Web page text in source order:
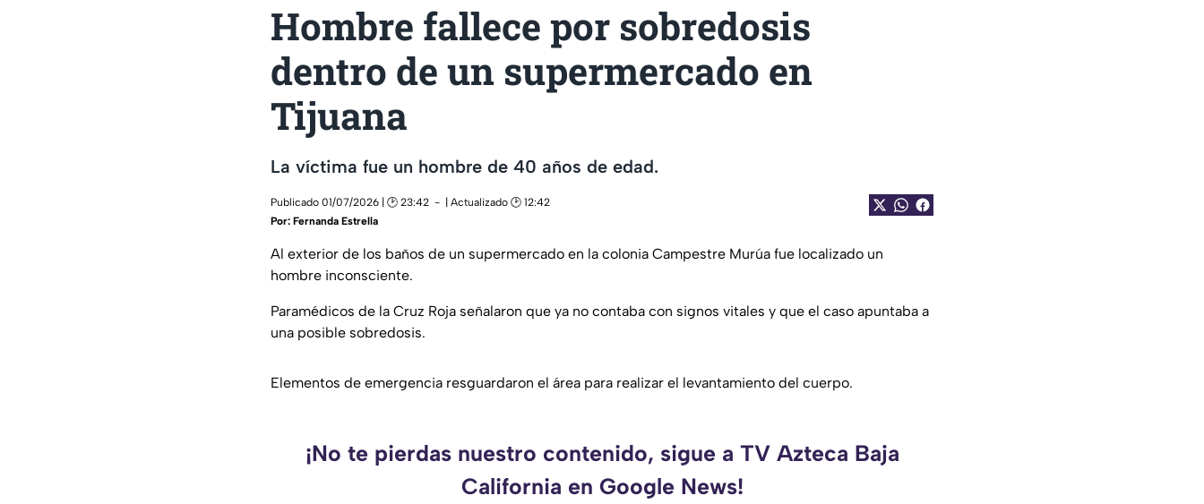
Hombre fallece por sobredosis
dentro de un supermercado en
Tijuana
La víctima fue un hombre de 40 años de edad.
Publicado 01/07/2026 | 🕑 23:42
| Actualizado 🕑 12:42
Por: Fernanda Estrella
Al exterior de los baños de un supermercado en la colonia Campestre Murúa fue localizado un
hombre inconsciente.
Paramédicos de la Cruz Roja señalaron que ya no contaba con signos vitales y que el caso apuntaba a
una posible sobredosis.
Elementos de emergencia resguardaron el área para realizar el levantamiento del cuerpo.
¡No te pierdas nuestro contenido, sigue a TV Azteca Baja
California en Google News!